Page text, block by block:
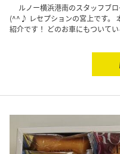
ルノー横浜港南のスタッフブ
(^^♪ レセプションの宮上です。
紹介です！ どのお車にもついて